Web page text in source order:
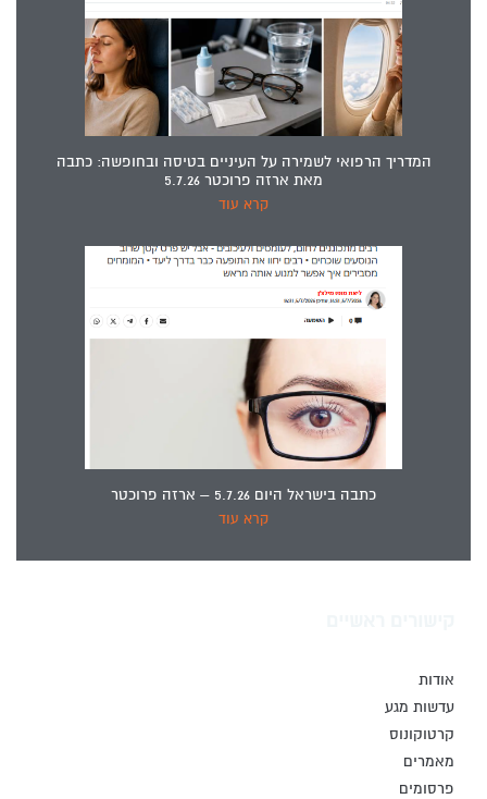
המדריך הרפואי לשמירה על העיניים בטיסה ובחופשה: כתבה
מאת ארזה פרוכטר 5.7.26
קרא עוד
כתבה בישראל היום 5.7.26 – ארזה פרוכטר
קרא עוד
אודות
עדשות מגע
קרטוקונוס
מאמרים
פרסומים